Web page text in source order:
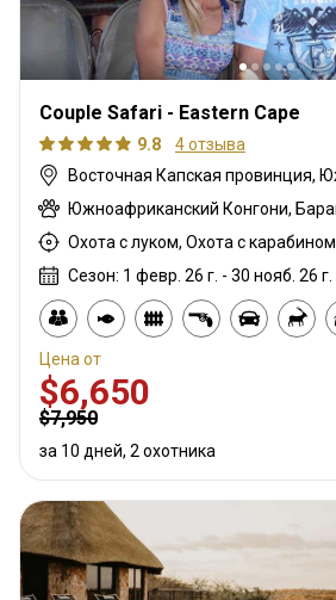
Couple Safari - Eastern Cape
9.8
4 отзыва
Охота с луком, Охота с карабином
Сезон: 1 февр. 26 г. - 30 нояб. 26 г.
Цена от
$6,650
$7,950
за 10 дней, 2 охотника